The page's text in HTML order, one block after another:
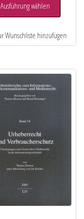
Ausführung wählen